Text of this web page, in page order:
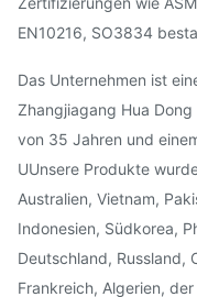
EN10216, SO3834
Das Unternehmen ist
Zhangjiagang Hua
von 35 Jahren und
UUnsere Produkte
Australien, Vietnam,
Indonesien, Südkorea,
Deutschland, Russland,
Frankreich, Algerien,